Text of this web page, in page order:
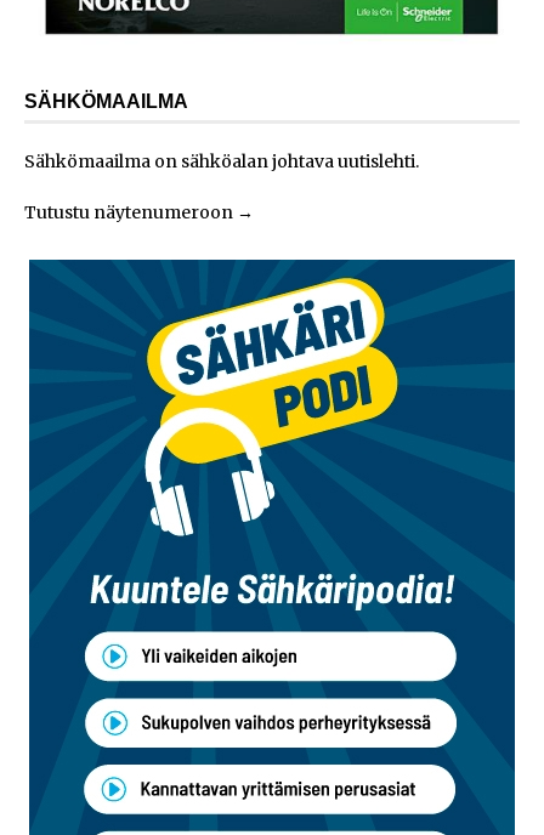
SÄHKÖMAAILMA
Sähkömaailma on sähköalan johtava uutislehti.
Tutustu näytenumeroon →